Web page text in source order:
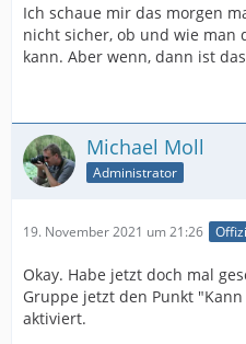
Ich schaue mir das morgen
nicht sicher, ob und wie man
kann. Aber wenn, dann ist
Michael Moll
Administrator
19. November 2021 um 21:26
Okay. Habe jetzt doch mal
Gruppe jetzt den Punkt
aktiviert.